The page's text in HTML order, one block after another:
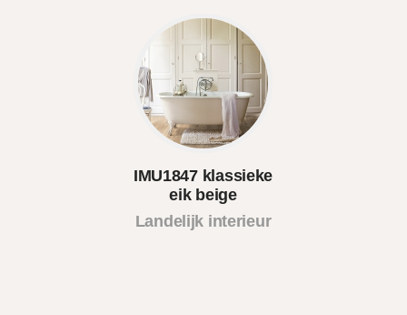
IMU1847 klassieke
eik beige
Landelijk interieur